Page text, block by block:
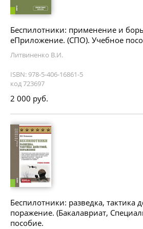
Беспилотники: применение и
еПриложение. (СПО). Учебное
Литвиненко В.И.
ISBN: 978-5-406-16861-5
код 723697
2 000 руб.
Беспилотники: разведка, тактика
поражение. (Бакалавриат,
пособие.